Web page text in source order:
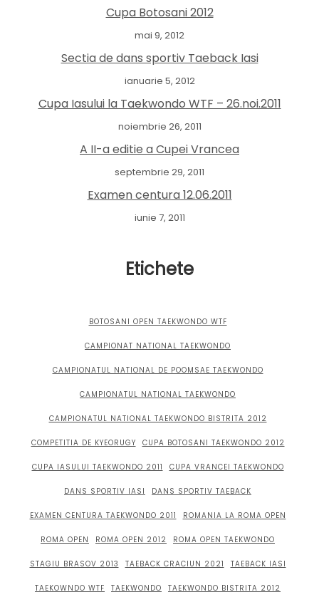
Cupa Botosani 2012
mai 9, 2012
Sectia de dans sportiv Taeback Iasi
ianuarie 5, 2012
Cupa Iasului la Taekwondo WTF – 26.noi.2011
noiembrie 26, 2011
A II-a editie a Cupei Vrancea
septembrie 29, 2011
Examen centura 12.06.2011
iunie 7, 2011
Etichete
BOTOSANI OPEN TAEKWONDO WTF
CAMPIONAT NATIONAL TAEKWONDO
CAMPIONATUL NATIONAL DE POOMSAE TAEKWONDO
CAMPIONATUL NATIONAL TAEKWONDO
CAMPIONATUL NATIONAL TAEKWONDO BISTRITA 2012
COMPETITIA DE KYEORUGY CUPA BOTOSANI TAEKWONDO 2012
CUPA IASULUI TAEKWONDO 2011 CUPA VRANCEI TAEKWONDO
DANS SPORTIV IASI DANS SPORTIV TAEBACK
EXAMEN CENTURA TAEKWONDO 2011 ROMANIA LA ROMA OPEN
ROMA OPEN ROMA OPEN 2012 ROMA OPEN TAEKWONDO
STAGIU BRASOV 2013 TAEBACK CRACIUN 2021 TAEBACK IASI
TAEKOWNDO WTF TAEKWONDO TAEKWONDO BISTRITA 2012